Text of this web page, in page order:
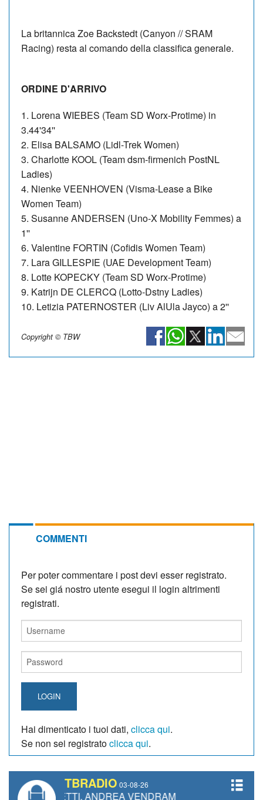
La britannica Zoe Backstedt (Canyon // SRAM
Racing) resta al comando della classifica generale.
ORDINE D'ARRIVO
1. Lorena WIEBES (Team SD Worx-Protime) in
3.44'34''
2. Elisa BALSAMO (Lidl-Trek Women)
3. Charlotte KOOL (Team dsm-firmenich PostNL
Ladies)
4. Nienke VEENHOVEN (Visma-Lease a Bike
Women Team)
5. Susanne ANDERSEN (Uno-X Mobility Femmes) a
1''
6. Valentine FORTIN (Cofidis Women Team)
7. Lara GILLESPIE (UAE Development Team)
8. Lotte KOPECKY (Team SD Worx-Protime)
9. Katrijn DE CLERCQ (Lotto-Dstny Ladies)
10. Letizia PATERNOSTER (Liv AlUla Jayco) a 2''
Copyright © TBW
COMMENTI
Per poter commentare i post devi esser registrato.
Se sei giá nostro utente esegui il login altrimenti
registrati.
LOGIN
Hai dimenticato i tuoi dati, clicca qui.
Se non sei registratoclicca qui.
TBRADIO 03-08-26
ANDREA VENDRAME, FILIPPO FIORELLI